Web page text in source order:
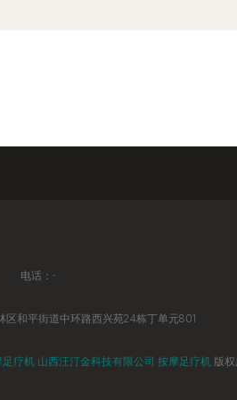
电话：-
区和平街道中环路西兴苑24栋丁单元801
足疗机 山西汪汀金科技有限公司 按摩足疗机版权